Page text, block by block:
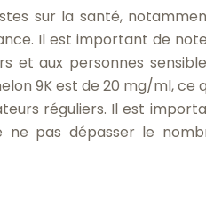
sur la santé,
Il est important de
et aux personnes
9K est de 20 mg/ml, ce
réguliers. Il est
ne pas dépasser le